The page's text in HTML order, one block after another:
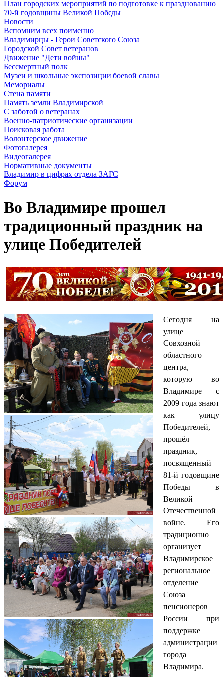
План городских мероприятий по подготовке к празднованию
70-й годовщины Великой Победы
Новости
Вспомним всех поименно
Владимирцы - Герои Советского Союза
Городской Совет ветеранов
Движение "Дети войны"
Бессмертный полк
Музеи и школьные экспозиции боевой славы
Мемориалы
Стена памяти
Память земли Владимирской
С заботой о ветеранах
Военно-патриотические организации
Поисковая работа
Волонтерское движение
Фотогалерея
Видеогалерея
Нормативные документы
Владимир в цифрах отдела ЗАГС
Форум
Во Владимире прошел
традиционный праздник на
улице Победителей
Сегодня на
улице
Совхозной
областного
центра,
которую во
Владимире с
2009 года знают
как улицу
Победителей,
прошёл
праздник,
посвященный
81-й годовщине
Победы в
Великой
Отечественной
войне. Его
традиционно
организует
Владимирское
региональное
отделение
Союза
пенсионеров
России при
поддержке
администрации
города
Владимира.